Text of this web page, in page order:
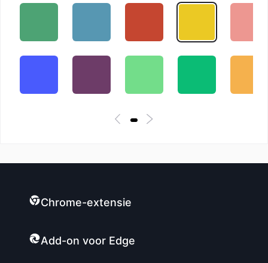
Chrome-extensie
Add-on voor Edge